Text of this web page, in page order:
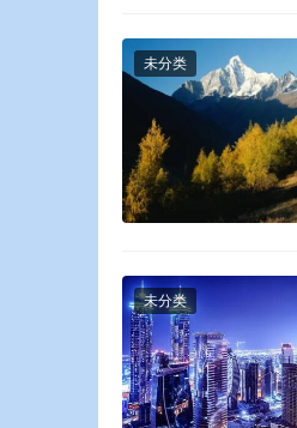
未分类
未分类